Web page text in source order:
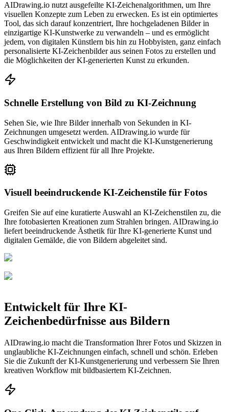
AIDrawing.io nutzt ausgefeilte KI-Zeichenalgorithmen, um Ihre
visuellen Konzepte zum Leben zu erwecken. Es ist ein optimiertes
Tool, das sich darauf konzentriert, Ihre hochgeladenen Bilder in
einzigartige KI-Kunstwerke zu verwandeln – und es ermöglicht
jedem, von digitalen Künstlern bis hin zu Hobbyisten, ganz einfach
personalisierte KI-Zeichenbilder aus seinen Fotos zu erstellen und
die Möglichkeiten der KI-generierten Kunst zu erkunden.
Schnelle Erstellung von Bild zu KI-Zeichnung
Sehen Sie, wie Ihre Bilder innerhalb von Sekunden in KI-
Zeichnungen umgesetzt werden. AIDrawing.io wurde für
Geschwindigkeit entwickelt und macht die KI-Kunstgenerierung
aus Ihren Bildern effizient für all Ihre Projekte.
Visuell beeindruckende KI-Zeichenstile für Fotos
Greifen Sie auf eine kuratierte Auswahl an KI-Zeichenstilen zu, die
Ihre fotobasierten Kreationen zum Strahlen bringen. AIDrawing.io
liefert beeindruckende Ästhetik für Ihre KI-generierte Kunst und
digitalen Gemälde, die von Bildern abgeleitet sind.
Entwickelt für Ihre KI-
Zeichenbedürfnisse aus Bildern
AIDrawing.io macht die Transformation Ihrer Fotos und Skizzen in
unglaubliche KI-Zeichnungen einfach, schnell und schön. Erleben
Sie die Zukunft der KI-Kunstgenerierung und verbessern Sie Ihren
kreativen Workflow mit bildbasiertem KI-Zeichnen.